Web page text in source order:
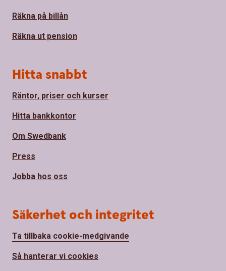
Räkna på billån
Räkna ut pension
Hitta snabbt
Räntor, priser och kurser
Hitta bankkontor
Om Swedbank
Press
Jobba hos oss
Säkerhet och integritet
Ta tillbaka cookie-medgivande
Så hanterar vi cookies